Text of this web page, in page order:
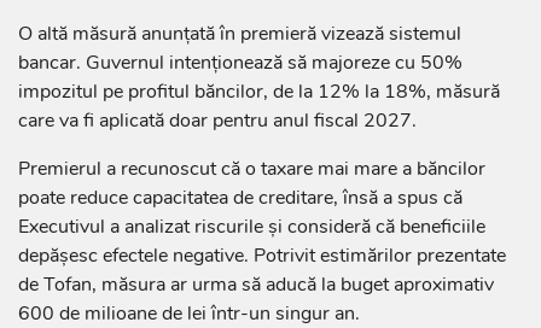
O altă măsură anunțată în premieră vizează sistemul
bancar. Guvernul intenționează să majoreze cu 50%
impozitul pe profitul băncilor, de la 12% la 18%, măsură
care va fi aplicată doar pentru anul fiscal 2027.
Premierul a recunoscut că o taxare mai mare a băncilor
poate reduce capacitatea de creditare, însă a spus că
Executivul a analizat riscurile și consideră că beneficiile
depășesc efectele negative. Potrivit estimărilor prezentate
de Tofan, măsura ar urma să aducă la buget aproximativ
600 de milioane de lei într-un singur an.